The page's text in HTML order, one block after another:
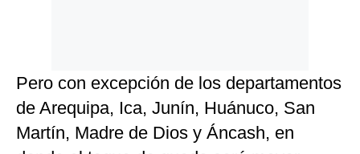
Pero con excepción de los departamentos
de Arequipa, Ica, Junín, Huánuco, San
Martín, Madre de Dios y Áncash, en